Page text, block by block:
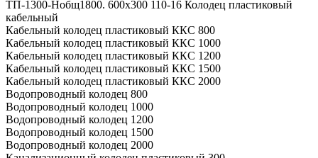
ТП-1300-Hобщ1800. 600х300 110-16 Колодец пластиковый
кабельный
Кабельный колодец пластиковый ККС 800
Кабельный колодец пластиковый ККС 1000
Кабельный колодец пластиковый ККС 1200
Кабельный колодец пластиковый ККС 1500
Кабельный колодец пластиковый ККС 2000
Водопроводный колодец 800
Водопроводный колодец 1000
Водопроводный колодец 1200
Водопроводный колодец 1500
Водопроводный колодец 2000